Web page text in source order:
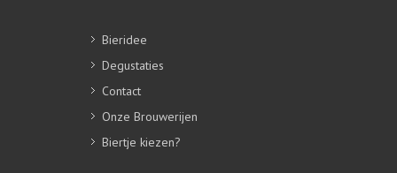
Bieridee
Degustaties
Contact
Onze Brouwerijen
Biertje kiezen?